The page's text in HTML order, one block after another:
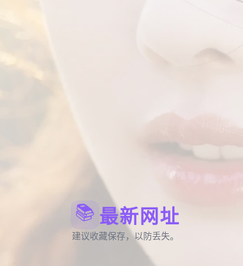
📚 最新网址
建议收藏保存，以防丢失。